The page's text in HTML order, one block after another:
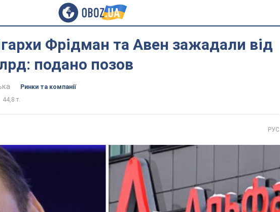
Фрідман та Авен зажадали від
подано позов
Ринки та компанії
44,8 т.
РУС